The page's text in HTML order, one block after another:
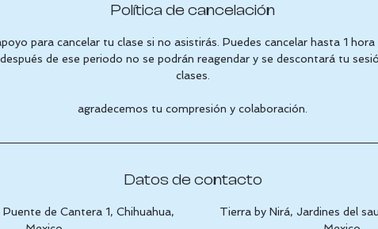
Política de cancelación
para cancelar tu clase si no asistirás. Puedes cancelar hasta 1
de ese periodo no se podrán reagendar y se descontará tu
clases.
agradecemos tu compresión y colaboración.
Datos de contacto
de Cantera 1, Chihuahua,
Tierra by Nirá, Jardines del